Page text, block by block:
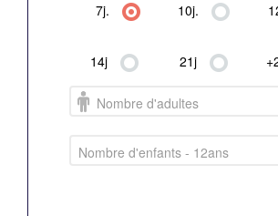
7j. 10j.
14j 21j